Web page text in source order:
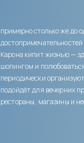
примерно столько же до
Карона кипит жизнью —
шопингом и
периодически
подойдёт для вечерних
рестораны, магазины и